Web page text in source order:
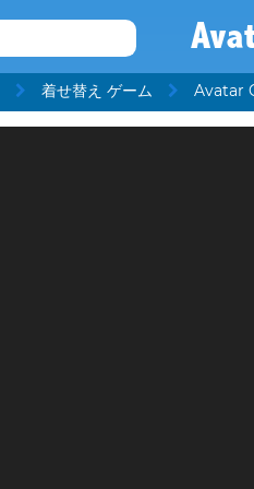
着せ替え ゲーム Avatar